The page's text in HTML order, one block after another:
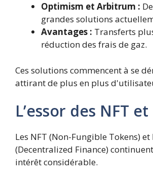
Optimism et Arbitrum :
grandes solutions
Avantages : Transferts
réduction des frais de gaz.
Ces solutions commencent à se
attirant de plus en plus
L’essor des NFT et
Les NFT (Non-Fungible Tokens) et
(Decentralized Finance)
intérêt considérable.